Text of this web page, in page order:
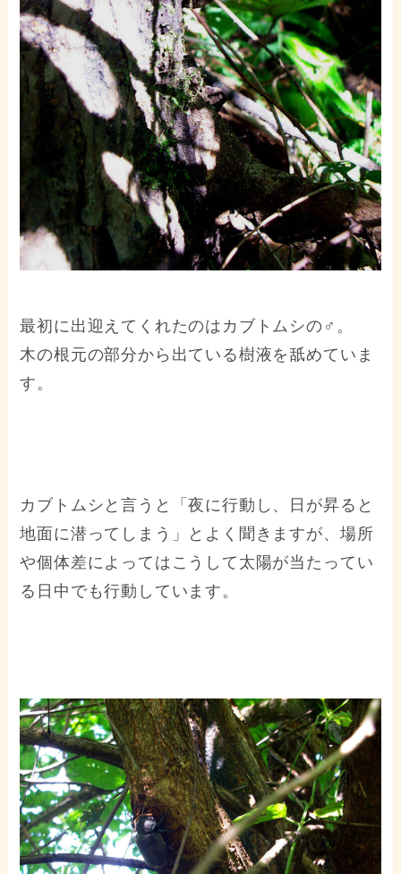
最初に出迎えてくれたのはカブトムシの♂。
木の根元の部分から出ている樹液を舐めていま
す。
カブトムシと言うと「夜に行動し、日が昇ると
地面に潜ってしまう」とよく聞きますが、場所
や個体差によってはこうして太陽が当たってい
る日中でも行動しています。